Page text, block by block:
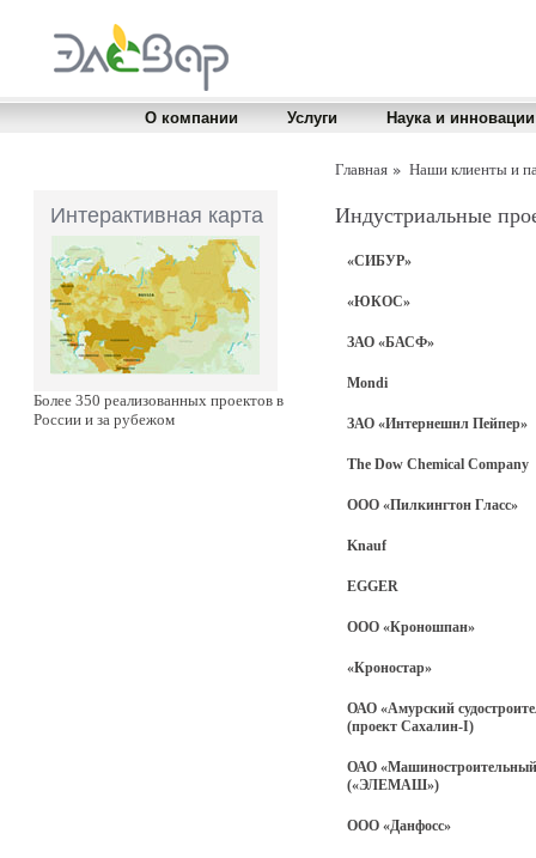
О компании Услуги Наука и инновации
Интерактивная карта
Более 350 реализованных проектов в
России и за рубежом
Главная Наши клиенты и
Индустриальные
«СИБУР»
«ЮКОС»
ЗАО «БАСФ»
Mondi
ЗАО «Интернешнл Пейпер»
The Dow Chemical Company
ООО «Пилкингтон Гласс»
Knauf
EGGER
ООО «Кроношпан»
«Кроностар»
ОАО «Амурский
(проект Сахалин-I)
ОАО «Машиностроительный
(«ЭЛЕМАШ»)
ООО «Данфосс»